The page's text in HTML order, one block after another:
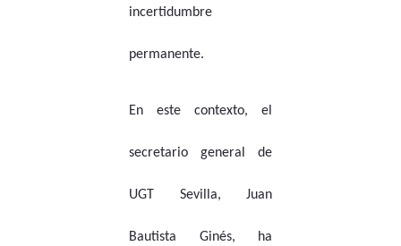
incertidumbre
permanente.
En este contexto, el
secretario general de
UGT Sevilla, Juan
Bautista Ginés, ha